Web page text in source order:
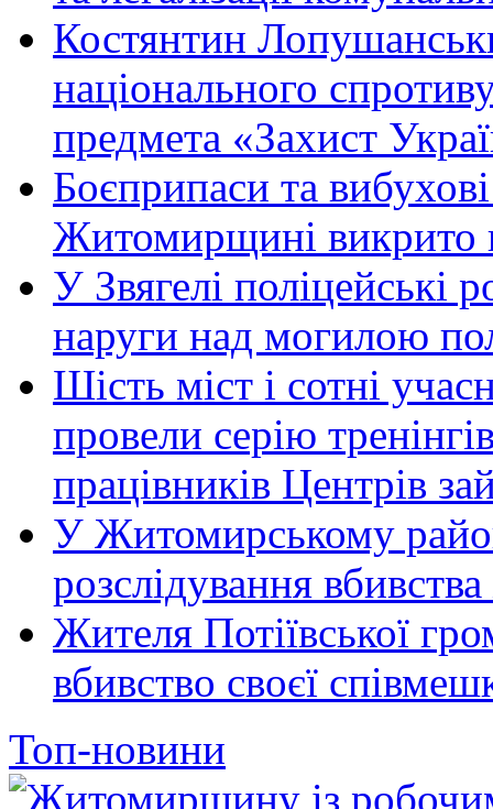
Костянтин
національного
предмета «Захист
Боєприпаси та
Житомирщині викрито
У Звягелі поліцейські
наруги над могилою
Шість міст і сотні
провели серію
працівників Центрів
У Житомирському
розслідування
Жителя Потіївської
вбивство своєї
Топ-новини